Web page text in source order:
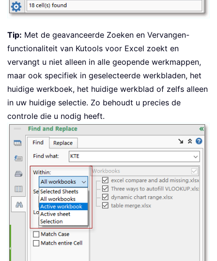
Tip: Met de geavanceerde Zoeken en Vervangen-
functionaliteit van Kutools voor Excel zoekt en
vervangt u niet alleen in alle geopende werkmappen,
maar ook specifiek in geselecteerde werkbladen, het
huidige werkboek, het huidige werkblad of zelfs alleen
in uw huidige selectie. Zo behoudt u precies de
controle die u nodig heeft.